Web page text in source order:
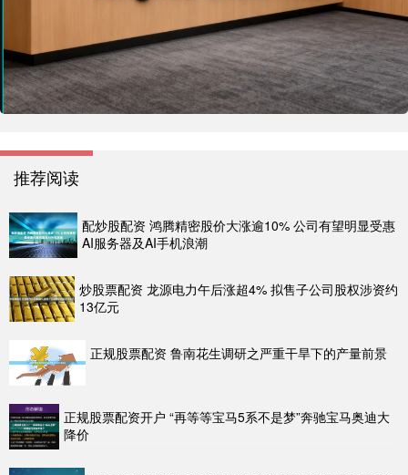
推荐阅读
配炒股配资 鸿腾精密股价大涨逾10% 公司有望明显受惠
AI服务器及AI手机浪潮
炒股票配资 龙源电力午后涨超4% 拟售子公司股权涉资约
13亿元
正规股票配资 鲁南花生调研之严重干旱下的产量前景
正规股票配资开户 “再等等宝马5系不是梦”奔驰宝马奥迪大
降价